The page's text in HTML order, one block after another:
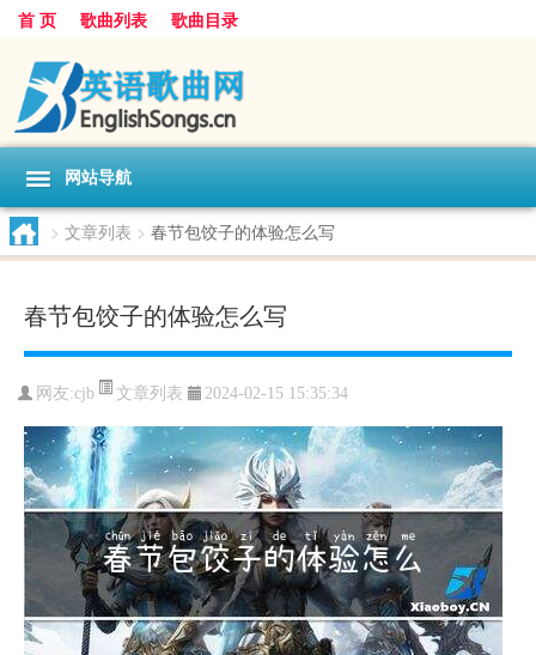
首 页 歌曲列表 歌曲目录
网站导航
> 文章列表 > 春节包饺子的体验怎么写
春节包饺子的体验怎么写
网友:cjb 文章列表 2024-02-15 15:35:34